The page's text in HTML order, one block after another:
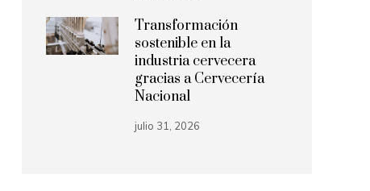
Transformación
sostenible en la
industria cervecera
gracias a Cervecería
Nacional
julio 31, 2026